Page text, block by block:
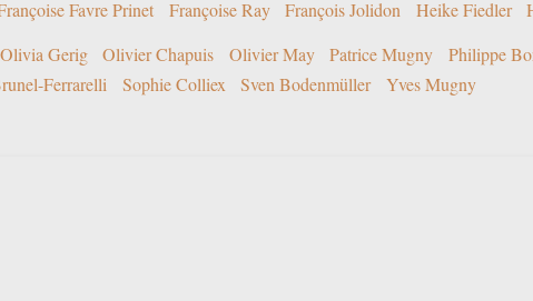
Favre Prinet Françoise Ray François Jolidon Heike Fiedler
Olivia Gerig Olivier Chapuis Olivier May Patrice Mugny Philippe
Ferrarelli
Sophie Colliex Sven Bodenmüller Yves Mugny